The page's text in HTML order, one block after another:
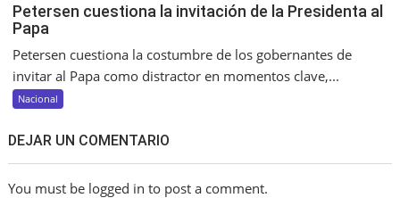
Petersen cuestiona la invitación de la Presidenta al
Papa
Petersen cuestiona la costumbre de los gobernantes de
invitar al Papa como distractor en momentos clave,...
Nacional
DEJAR UN COMENTARIO
You must be logged in to post a comment.